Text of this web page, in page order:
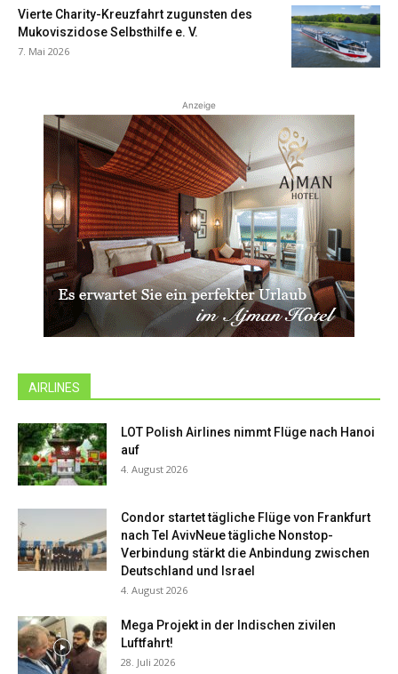
Vierte Charity-Kreuzfahrt zugunsten des
Mukoviszidose Selbsthilfe e. V.
7. Mai 2026
Anzeige
AIRLINES
LOT Polish Airlines nimmt Flüge nach Hanoi
auf
4. August 2026
Condor startet tägliche Flüge von Frankfurt
nach Tel AvivNeue tägliche Nonstop-
Verbindung stärkt die Anbindung zwischen
Deutschland und Israel
4. August 2026
Mega Projekt in der Indischen zivilen
Luftfahrt!
28. Juli 2026